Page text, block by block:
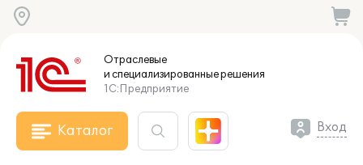
Отраслевые
и специализированныерешения
1С:Предприятие
Каталог Вход